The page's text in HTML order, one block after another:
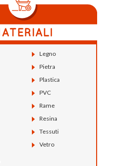
Legno
Pietra
Plastica
PVC
Rame
Resina
Tessuti
Vetro